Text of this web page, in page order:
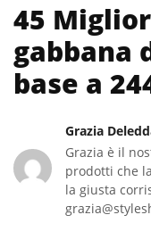
45
gabbana
base a
Grazia
Grazia è il
prodotti che
la giusta